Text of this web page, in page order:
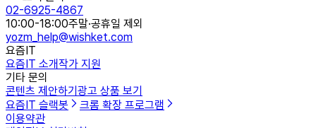
02-6925-4867
10:00-18:00주말·공휴일 제외
yozm_help@wishket.com
요즘IT
요즘IT 소개작가 지원
기타 문의
콘텐츠 제안하기 광고 상품 보기
요즘IT 슬랙봇
크롬 확장 프로그램
이용약관